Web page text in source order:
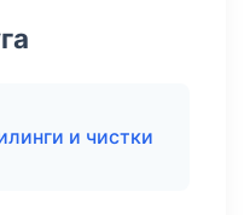
и чистки